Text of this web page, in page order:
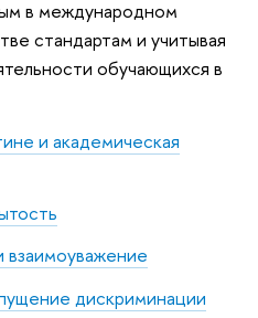
в международном
стандартам и учитывая
обучающихся в
и академическая
дискриминации